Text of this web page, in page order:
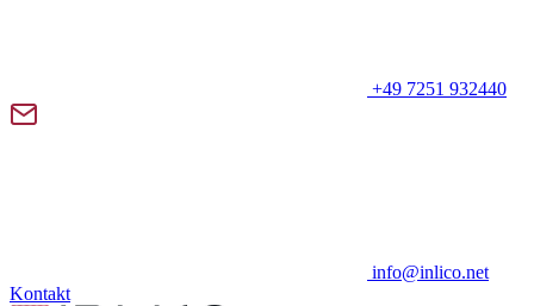
+49 7251 932440
info@inlico.net
Kontakt